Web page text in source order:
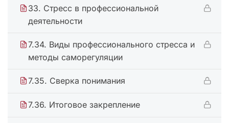
33. Стресс в профессиональной
деятельности
7.34. Виды профессионального стресса и
методы саморегуляции
7.35. Сверка понимания
7.36. Итоговое закрепление